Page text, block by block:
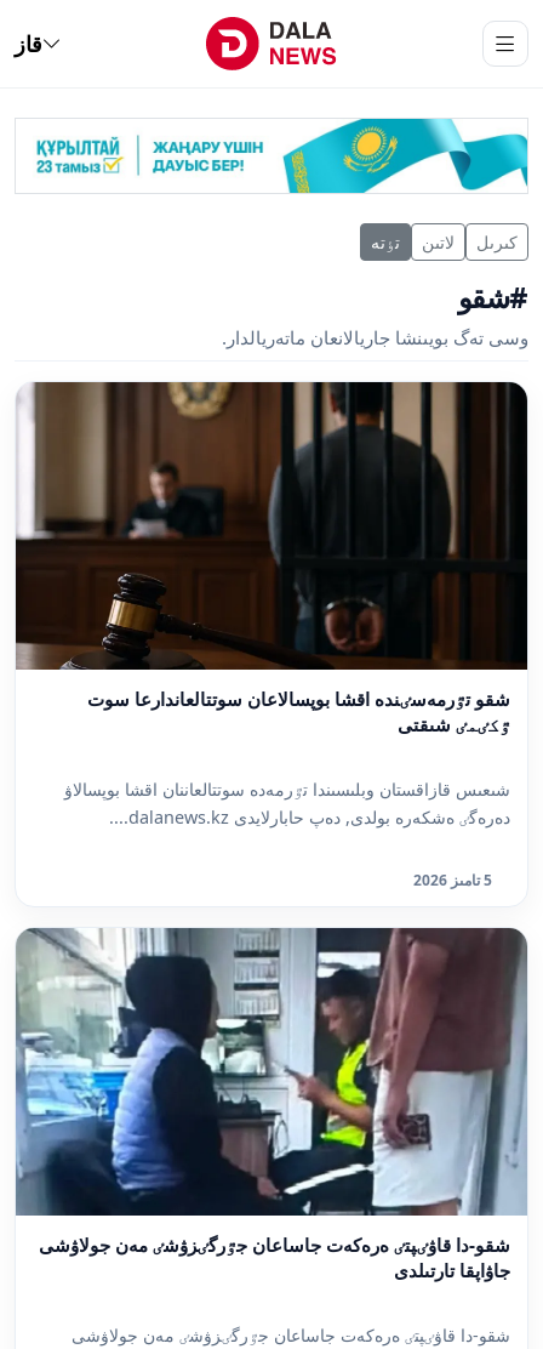
قاز
كىرىل لاتىن تٶتە
#شقو
وسى تەگ بويىنشا جاريالانعان ماتەريالدار.
شقو تٷرمەسٸندە اقشا بوپسالاعان سوتتالعاندارعا سوت
ٷكٸمٸ شىقتى
شىعىس قازاقستان وبلىسىندا تٷرمەدە سوتتالعاننان اقشا بوپسالاۋ
دەرەگٸ ەشكەرە بولدى, دەپ حابارلايدى dalanews.kz....
5 تامىز 2026
شقو-دا قاۋٸپتٸ ەرەكەت جاساعان جٷرگٸزۋشٸ مەن جولاۋشى
جاۋاپقا تارتىلدى
شقو-دا قاۋٸپتٸ ەرەكەت جاساعان جٷرگٸزۋشٸ مەن جولاۋشى